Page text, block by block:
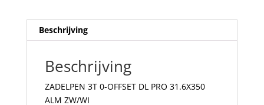
Beschrijving
Beschrijving
ZADELPEN 3T 0-OFFSET DL PRO 31.6X350
ALM ZW/WI